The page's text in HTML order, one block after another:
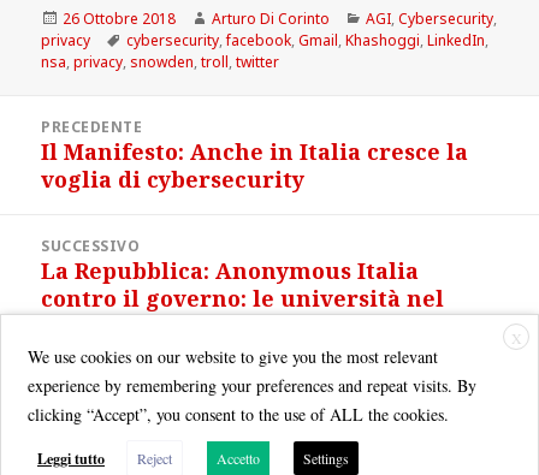
Scritto
il
26 Ottobre 2018 Autore
Arturo Di Corinto Categorie
AGI,Cybersecurity,
privacy
Tag
cybersecurity,facebook,Gmail,Khashoggi,LinkedIn,
nsa,privacy, snowden,troll,twitter
articoliPRECEDENTE
Articolo
precedente:
Il Manifesto: Anche in Italia cresce la
voglia di cybersecurity
SUCCESSIVO
Articolo
successivo:
La Repubblica: Anonymous Italia
contro il governo: le università nel
X
We use cookies on our website to give you the most relevant
experience by remembering your preferences and repeat visits. By
clicking “Accept”, you consent to the use of ALL the cookies.
Leggi tutto Reject Accetto Settings